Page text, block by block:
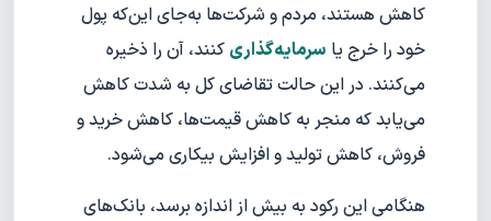
کاهش هستند، مردم و شرکت‌ها به‌جای این‌که پول
خود را خرج یا سرمایه‌گذاری کنند، آن را ذخیره
می‌کنند. در این حالت تقاضای کل به شدت کاهش
می‌یابد که منجر به کاهش قیمت‌ها، کاهش خرید و
فروش، کاهش تولید و افزایش بیکاری می‌شود.
هنگامی این رکود به بیش از اندازه برسد، بانک‌های